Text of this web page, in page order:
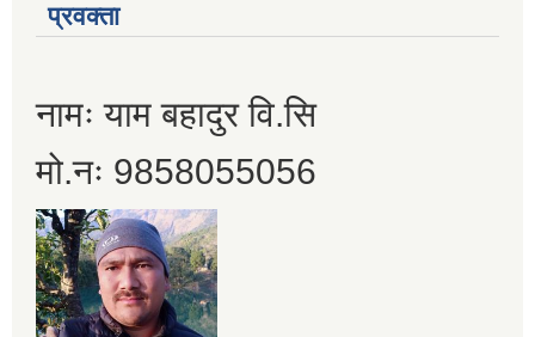
प्रवक्ता
नामः याम बहादुर वि.सि
मो.नः 9858055056